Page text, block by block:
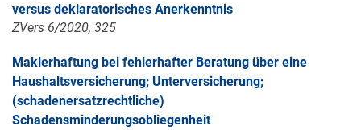
versus deklaratorisches Anerkenntnis
ZVers 6/2020, 325
Maklerhaftung bei fehlerhafter Beratung über eine
Haushaltsversicherung; Unterversicherung;
(schadenersatzrechtliche)
Schadensminderungsobliegenheit